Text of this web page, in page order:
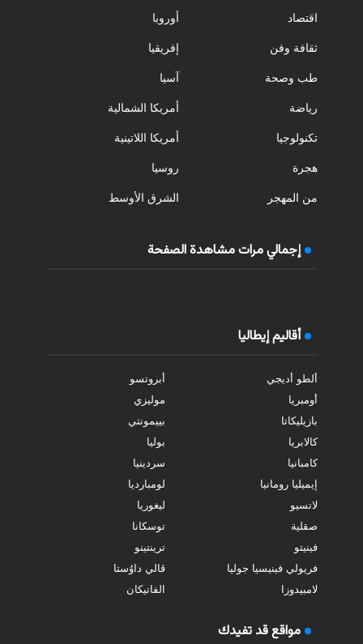
اقتصاد
ثقافة وفن
طب وصحة
رياضة
تكنولوجيا
هجرة
من المهجر
أوروبا
إفريقيا
آسيا
أمريكا الشمالية
أمريكا اللاتينية
روسيا
الشرق الأوسط
إجمالي مرات مشاهدة الصفحة
أقاليم إيطاليا
ألطو أديجي
أبروتسو
أومبريا
موليزي
بازيليكاتا
بييمونتي
كالابريا
بوليا
كامبانيا
سردينيا
إيميليا رومانيا
لومبارديا
لاتسيو
ليغوريا
صقلية
توسكانا
فينيتو
ترينتينو
فريولي فينيسيا جوليا
ڤالي داوُستا
لامبيدوزا
الفاتيكان
مواقع قد تفيدك